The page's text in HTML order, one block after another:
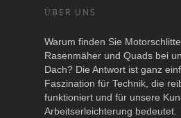
ÜBER UNS
Warum finden Sie
Rasenmäher und Quads bei
Dach? Die Antwort ist ganz
Faszination für Technik, die
funktioniert und für unsere
Arbeitserleichterung bedeutet.